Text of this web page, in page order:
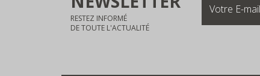
RESTEZ INFORMÉ
DE TOUTE L'ACTUALITÉ